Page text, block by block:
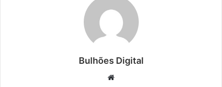
Bulhões Digital
Website